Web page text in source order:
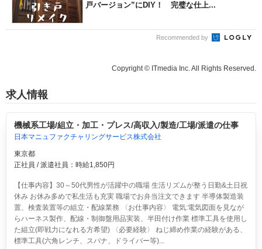
戸バージョン”にDIY！ 完璧な仕上...
Recommended by
Copyright © ITmedia Inc. All Rights Reserved.
求人情報
機械系工場/組立・加工・プレス/高収入/製造/工場/派遣の仕事
日本マニュファクチャリングサービス株式会社
東京都
正社員 / 派遣社員：時給1,850円
【仕事内容】30～50代男性が活躍中の職場 生活リズムが整う日勤&土日祝
休み お休み多めで私生活も充実 職場でお弁当注文できます 半導体製造装
置、検査装置等の組立・配線業務 〈お仕事内容〉 電気:電気図面を見なが
らハーネス製作、配線・制御盤用品実装、半田付け作業 標準工具を使用し
た組立(即戦力になれる方希望) 〈必要経験〉 ねじ締め作業の経験がある、
標準工具(六角レンチ、スパナ、ドライバー等)...